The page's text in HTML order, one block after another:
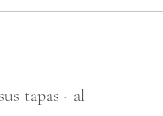
tapas - al